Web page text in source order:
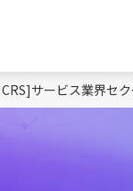
サービス業界セ